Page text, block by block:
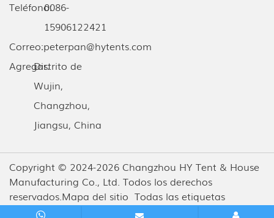
Agregar:Distrito de
Wujin,
Changzhou,
Jiangsu, China
Teléfono:0086-
15906122421
Correo:peterpan@hytents.com
Copyright © 2024-2026 Changzhou HY Tent & House
Manufacturing Co., Ltd. Todos los derechos
reservados.Mapa del sitio Todas las etiquetas